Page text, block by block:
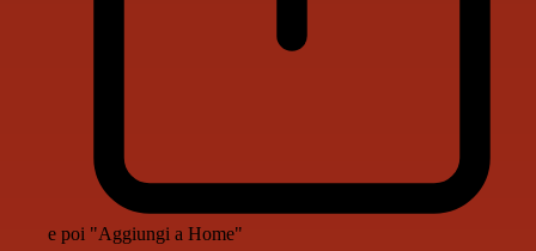
e poi "Aggiungi a Home"